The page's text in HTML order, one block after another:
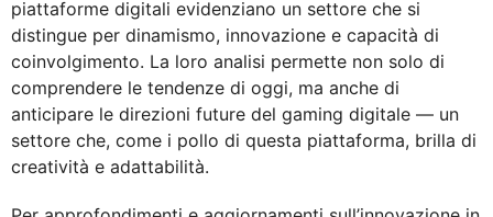
piattaforme digitali evidenziano un settore che si
distingue per dinamismo, innovazione e capacità di
coinvolgimento. La loro analisi permette non solo di
comprendere le tendenze di oggi, ma anche di
anticipare le direzioni future del gaming digitale — un
settore che, come i pollo di questa piattaforma, brilla di
creatività e adattabilità.